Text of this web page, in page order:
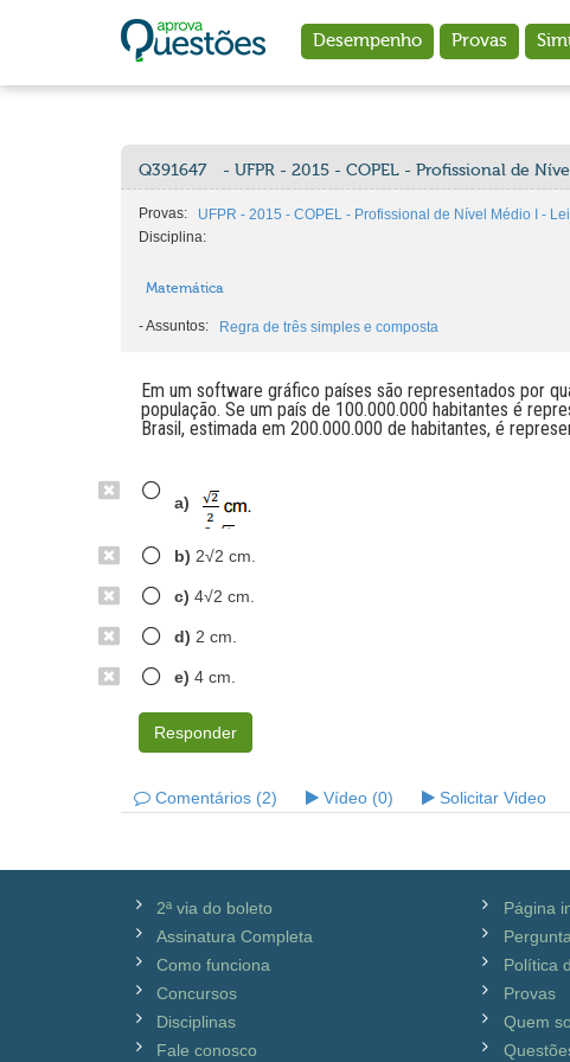
Desempenho Provas
Q391647 - UFPR - 2015 - COPEL - Profissional de
Provas:
UFPR - 2015 - COPEL - Profissional de Nível Médio I -
Disciplina:
Matemática
-Assuntos: Regra de três simples e composta
Em um software gráfico países são representados por
população. Se um país de 100.000.000 habitantes é
Brasil, estimada em 200.000.000 de habitantes, é
a)
b) 2√2 cm.
c) 4√2 cm.
d) 2 cm.
e) 4 cm.
Responder
Comentários (2) Vídeo (0) Solicitar Video
2ª via do boleto
Assinatura Completa
Como funciona
Concursos
Disciplinas
Fale conosco
Página
Política
Provas
Quem